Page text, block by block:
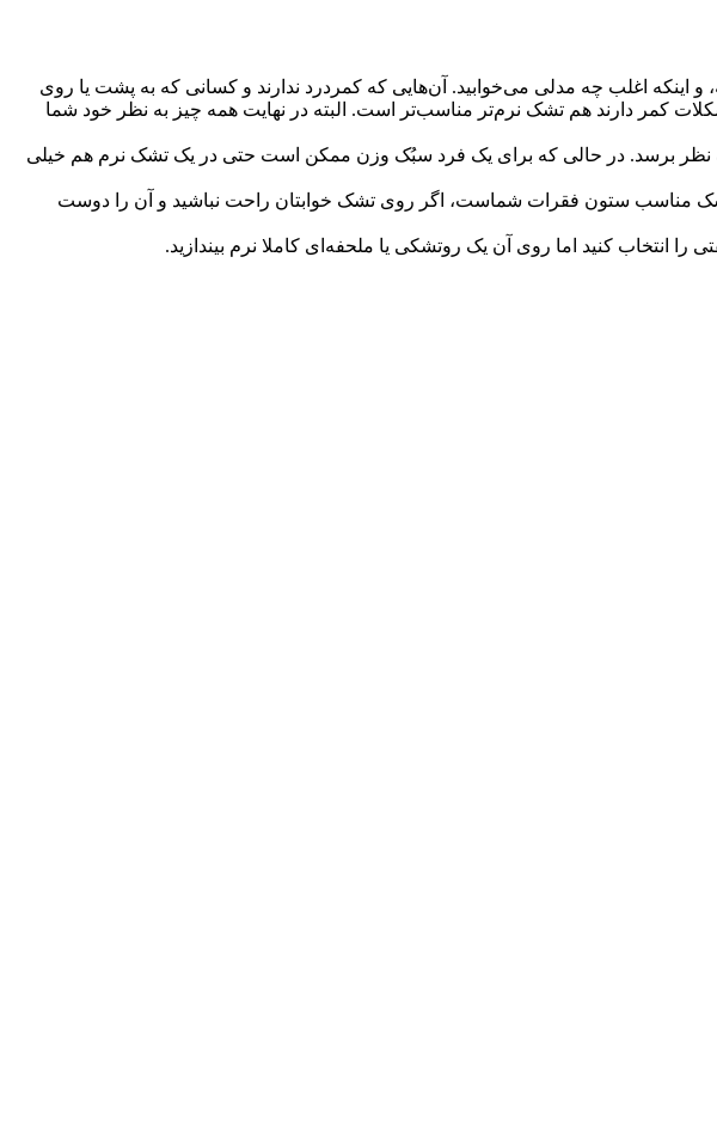
و اینکه اغلب چه مدلی می‌خوابید. آن‌هایی که کمردرد ندارند و کسانی که به پشت یا روی
کمر دارند هم تشک نرم‌تر مناسب‌تر است. البته در نهایت همه چیز به نظر خود شما
نظر برسد. در حالی که برای یک فرد سبُک وزن ممکن است حتی در یک تشک نرم هم خیلی
تشک مناسب ستون فقرات شماست، اگر روی تشک خوابتان راحت نباشید و آن را دوست
کنید اما روی آن یک روتشکی یا ملحفه‌ای کاملا نرم بیندازید.